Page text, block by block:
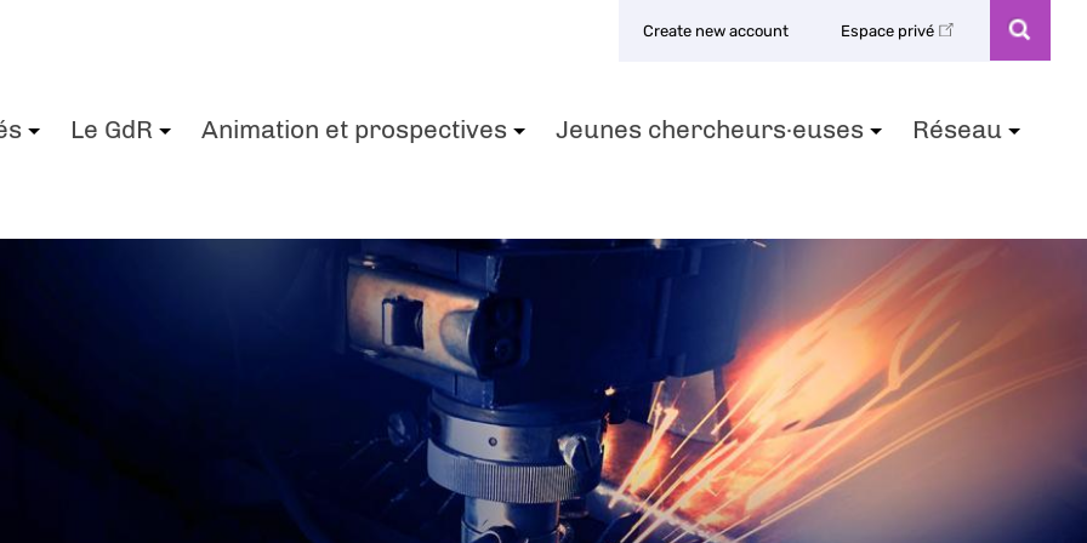
Create new account Espace privé
Le GdR Animation et prospectives Jeunes chercheurs·euses Réseau